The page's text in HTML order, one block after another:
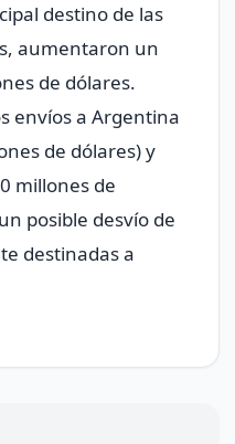
destino de las
aumentaron un
de dólares.
envíos a Argentina
de dólares) y
millones de
posible desvío de
destinadas a